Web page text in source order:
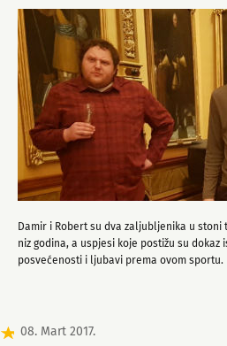
Damir i Robert su dva zaljubljenika u stoni
niz godina, a uspjesi koje postižu su dokaz
posvećenosti i ljubavi prema ovom sportu.
08. Mart 2017.